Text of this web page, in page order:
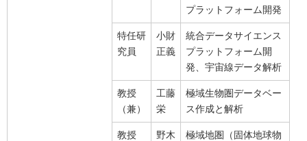
プラットフォーム開発
特任研
究員
小財
正義
統合データサイエンス
プラットフォーム開
発、宇宙線データ解析
教授
（兼）
工藤
栄
極域生物圏データベー
ス作成と解析
教授
野木
極域地圏（固体地球物